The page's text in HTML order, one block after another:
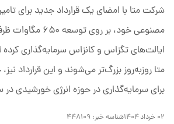
شرکت متا با امضای یک قرارداد جدید برای
مصنوعی خود، بر روی
ایالت‌های تگزاس و کانزاس سرمایه‌گذاری
متا روزبه‌روز بزرگ‌تر می‌شوند و این قرارداد نیز،
برای سرمایه‌گذاری در حوزه انرژی خورشیدی
۰۲ خرداد ۱۴۰۴ شناسه خبر: ۴۴۸۱۰۹